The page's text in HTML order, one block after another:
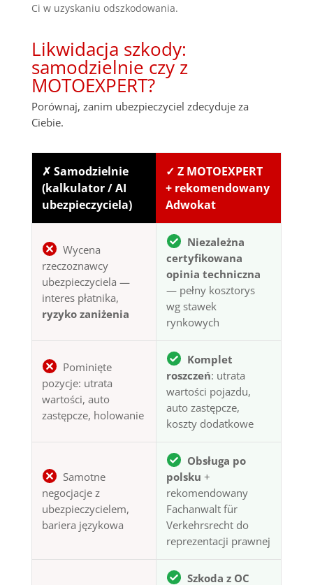
Ci w uzyskaniu odszkodowania.
Likwidacja szkody:
samodzielnie czy z
MOTOEXPERT?
Porównaj, zanim ubezpieczyciel zdecyduje za
Ciebie.
✗ Samodzielnie
(kalkulator / AI
ubezpieczyciela)
✓ Z MOTOEXPERT
+ rekomendowany
Adwokat
Wycena
rzeczoznawcy
ubezpieczyciela —
interes płatnika,
ryzyko zaniżenia
Niezależna
certyfikowana
opinia techniczna
— pełny kosztorys
wg stawek
rynkowych
Pominięte
pozycje: utrata
wartości, auto
zastępcze, holowanie
Komplet
roszczeń: utrata
wartości pojazdu,
auto zastępcze,
koszty dodatkowe
Samotne
negocjacje z
ubezpieczycielem,
bariera językowa
Obsługa po
polsku +
rekomendowany
Fachanwalt für
Verkehrsrecht do
reprezentacji prawnej
Szkoda z OC